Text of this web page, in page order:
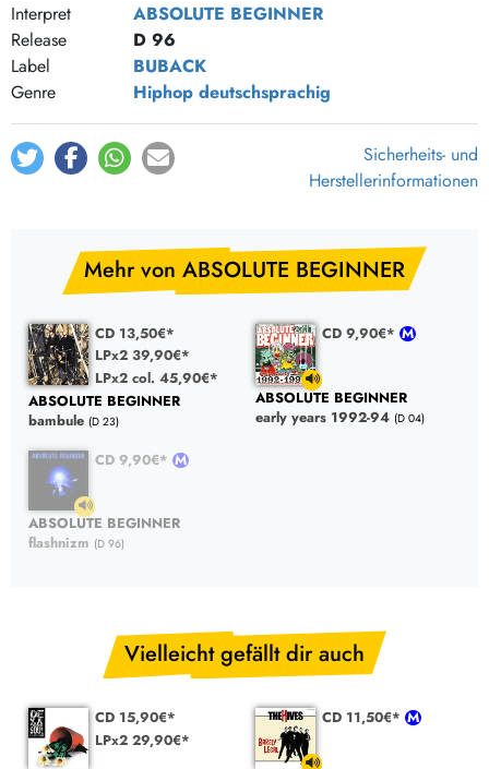
Deep Glass
Hip Hop muss am Leben bleiben (CD-Bonus)
Rock das Haus
Interpret
ABSOLUTE BEGINNER
Release
D 96
Label
BUBACK
Genre
Hiphop deutschsprachig
Sicherheits- und
Herstellerinformationen
Mehr von ABSOLUTE BEGINNER
CD 13,50€*
LPx2 39,90€*
LPx2 col. 45,90€*
ABSOLUTE BEGINNER
bambule (D 23)
CD 9,90€*
ABSOLUTE BEGINNER
early years 1992-94 (D 04)
CD 9,90€*
ABSOLUTE BEGINNER
flashnizm (D 96)
Vielleicht gefällt dir auch
CD 15,90€*
LPx2 29,90€*
CD 11,50€*